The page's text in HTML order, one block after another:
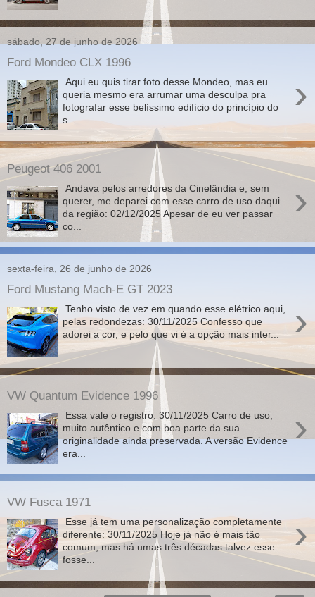
sábado, 27 de junho de 2026
Ford Mondeo CLX 1996
›
Aqui eu quis tirar foto desse Mondeo, mas eu
queria mesmo era arrumar uma desculpa pra
fotografar esse belíssimo edifício do princípio do
s...
Peugeot 406 2001
›
Andava pelos arredores da Cinelândia e, sem
querer, me deparei com esse carro de uso daqui
da região: 02/12/2025 Apesar de eu ver passar
co...
sexta-feira, 26 de junho de 2026
Ford Mustang Mach-E GT 2023
›
Tenho visto de vez em quando esse elétrico aqui,
pelas redondezas: 30/11/2025 Confesso que
adorei a cor, e pelo que vi é a opção mais inter...
VW Quantum Evidence 1996
›
Essa vale o registro: 30/11/2025 Carro de uso,
muito autêntico e com boa parte da sua
originalidade ainda preservada. A versão Evidence
era...
VW Fusca 1971
›
Esse já tem uma personalização completamente
diferente: 30/11/2025 Hoje já não é mais tão
comum, mas há umas três décadas talvez esse
fosse...